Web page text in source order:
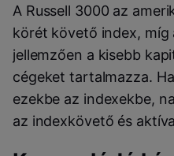
A Russell 3000 az
körét követő index, míg
jellemzően a kisebb
cégeket tartalmazza.
ezekbe az indexekbe,
az indexkövető és